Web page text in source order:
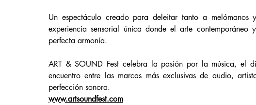
Un espectáculo creado para deleitar tanto a
experiencia sensorial única donde el arte
perfecta armonía.
ART & SOUND Fest celebra la pasión por la música, el
encuentro entre las marcas más exclusivas de audio,
perfección sonora.
www.artsoundfest.com